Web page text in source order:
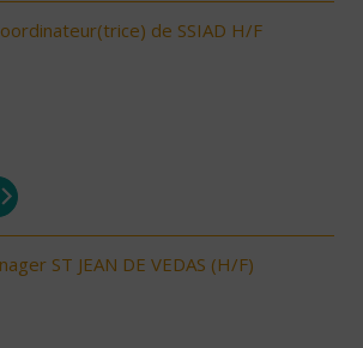
de SSIAD H/F
ST JEAN DE VEDAS (H/F)